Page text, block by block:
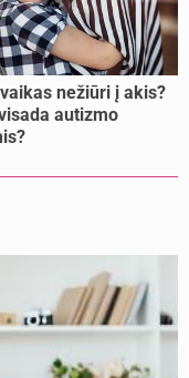
nežiūri į akis?
autizmo